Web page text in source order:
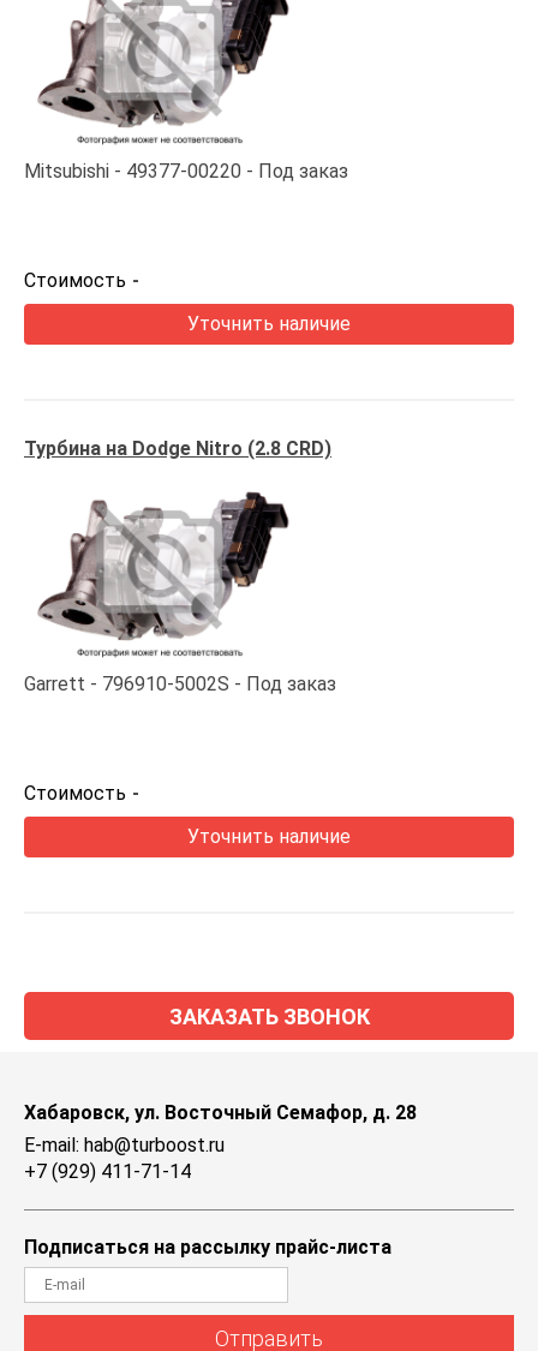
Mitsubishi 49377-00220 Под заказ
Стоимость -
Уточнить наличие
Турбина на Dodge Nitro (2.8 CRD)
Garrett 796910-5002S Под заказ
Стоимость -
Уточнить наличие
ЗАКАЗАТЬ ЗВОНОК
Хабаровск, ул. Восточный Семафор, д. 28
E-mail: hab@turboost.ru
+7 (929) 411-71-14
Подписаться на рассылку прайс-листа
Отправить